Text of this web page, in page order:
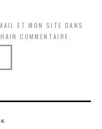
ET MON SITE DANS
COMMENTAIRE.